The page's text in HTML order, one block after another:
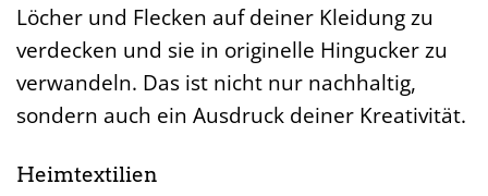
Löcher und Flecken auf deiner Kleidung zu
verdecken und sie in originelle Hingucker zu
verwandeln. Das ist nicht nur nachhaltig,
sondern auch ein Ausdruck deiner Kreativität.
Heimtextilien